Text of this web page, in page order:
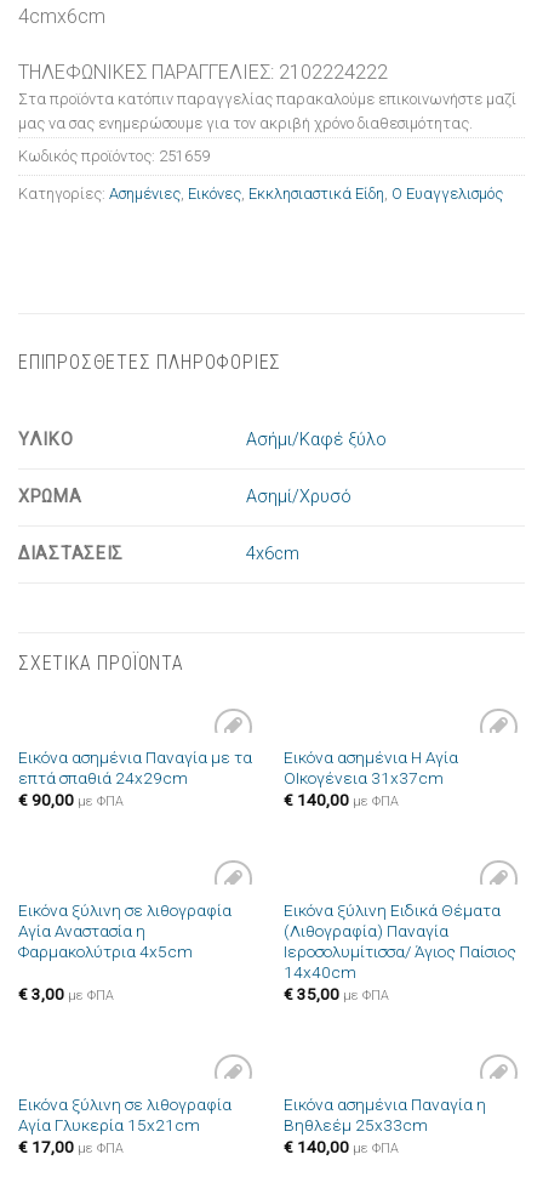
4cmx6cm
ΤΗΛΕΦΩΝΙΚΕΣ ΠΑΡΑΓΓΕΛΙΕΣ: 2102224222
Στα προϊόντα κατόπιν παραγγελίας παρακαλούμε επικοινωνήστε μαζί
μας να σας ενημερώσουμε για τον ακριβή χρόνο διαθεσιμότητας.
Κωδικός προϊόντος: 251659
Κατηγορίες: Ασημένιες Εικόνες Εκκλησιαστικά Είδη Ο Ευαγγελισμός
ΕΠΙΠΡΟΣΘΕΤΕΣ ΠΛΗΡΟΦΟΡΙΕΣ
ΥΛΙΚΟ Ασήμι/Καφέ ξύλο
ΧΡΩΜΑ Ασημί/Χρυσό
ΔΙΑΣΤΑΣΕΙΣ 4x6cm
ΣΧΕΤΙΚΑ ΠΡΟΪΟΝΤΑ
Πρόσθήκη
στην λίστα
Εικόνα ασημένια Παναγία με τα
επτά σπαθιά 24x29cm
€90,00 με ΦΠΑ
Πρόσθήκη
Εικόνα ασημένια Η Αγία
ΟΙκογένεια 31x37cm
€140,00 με ΦΠΑ
Πρόσθήκη
επιθυμιών
Εικόνα ξύλινη σε λιθογραφία
Αγία Αναστασία η
Φαρμακολύτρια 4x5cm
€3,00 με ΦΠΑ
Πρόσθήκη
στην λίστα
επιθυμιών
Εικόνα ξύλινη Ειδικά Θέματα
(Λιθογραφία) Παναγία
Ιεροσολυμίτισσα/ Άγιος Παίσιος
14x40cm
€35,00 με ΦΠΑ
Πρόσθήκη
στην λίστα
Εικόνα ξύλινη σε λιθογραφία
Αγία Γλυκερία 15x21cm
€17,00 με ΦΠΑ
Πρόσθήκη
Εικόνα ασημένια Παναγία η
Βηθλεέμ 25x33cm
€140,00 με ΦΠΑ